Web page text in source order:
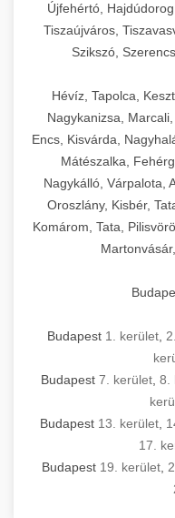
Újfehértó,
Tiszaújváros,
Szikszó,
Hévíz, Tapolca,
Nagykanizsa,
Encs, Kisvárda,
Mátészalka,
Nagykálló, Várpalota,
Oroszlány, Kisbér,
Komárom, Tata,
Budapest 1. kerület
Budapest 7. kerület, 8.
Budapest 13. kerület
17.
Budapest 19. kerület